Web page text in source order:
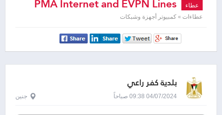
عطاء
عطاءات » كمبيوتر أجهزة وشبكات
بلدية كفر راعي
04/07/2024 09:38 صباحاً جنين